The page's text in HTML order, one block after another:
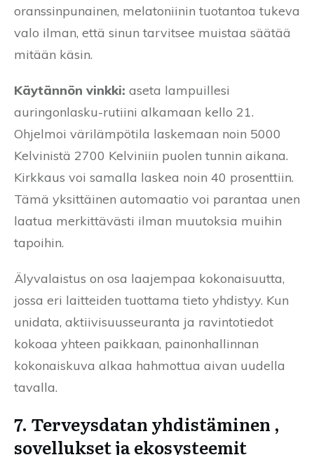
oranssinpunainen, melatoniinin tuotantoa tukeva
valo ilman, että sinun tarvitsee muistaa säätää
mitään käsin.
Käytännön vinkki: aseta lampuillesi
auringonlasku-rutiini alkamaan kello 21.
Ohjelmoi värilämpötila laskemaan noin 5000
Kelvinistä 2700 Kelviniin puolen tunnin aikana.
Kirkkaus voi samalla laskea noin 40 prosenttiin.
Tämä yksittäinen automaatio voi parantaa unen
laatua merkittävästi ilman muutoksia muihin
tapoihin.
Älyvalaistus on osa laajempaa kokonaisuutta,
jossa eri laitteiden tuottama tieto yhdistyy. Kun
unidata, aktiivisuusseuranta ja ravintotiedot
kokoaa yhteen paikkaan, painonhallinnan
kokonaiskuva alkaa hahmottua aivan uudella
tavalla.
7. Terveysdatan yhdistäminen ,
sovellukset ja ekosysteemit